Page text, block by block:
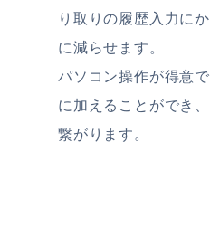
り取りの履歴入力に
に減らせます。
パソコン操作が得意
に加えることができ
繋がります。